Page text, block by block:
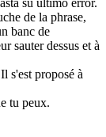
de la phrase,
banc de
sauter dessus et à
Il s'est proposé à
tu peux.